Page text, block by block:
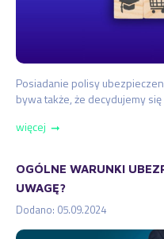
Posiadanie polisy
bywa także, że decydujemy
więcej ➞
OGÓLNE WARUNKI
UWAGĘ?
Dodano: 05.09.2024